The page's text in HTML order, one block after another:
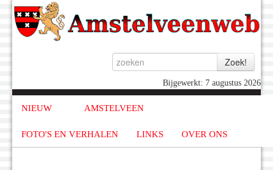
Bijgewerkt: 7 augustus 2026
NIEUW AMSTELVEEN
FOTO'S EN VERHALEN LINKS OVER ONS